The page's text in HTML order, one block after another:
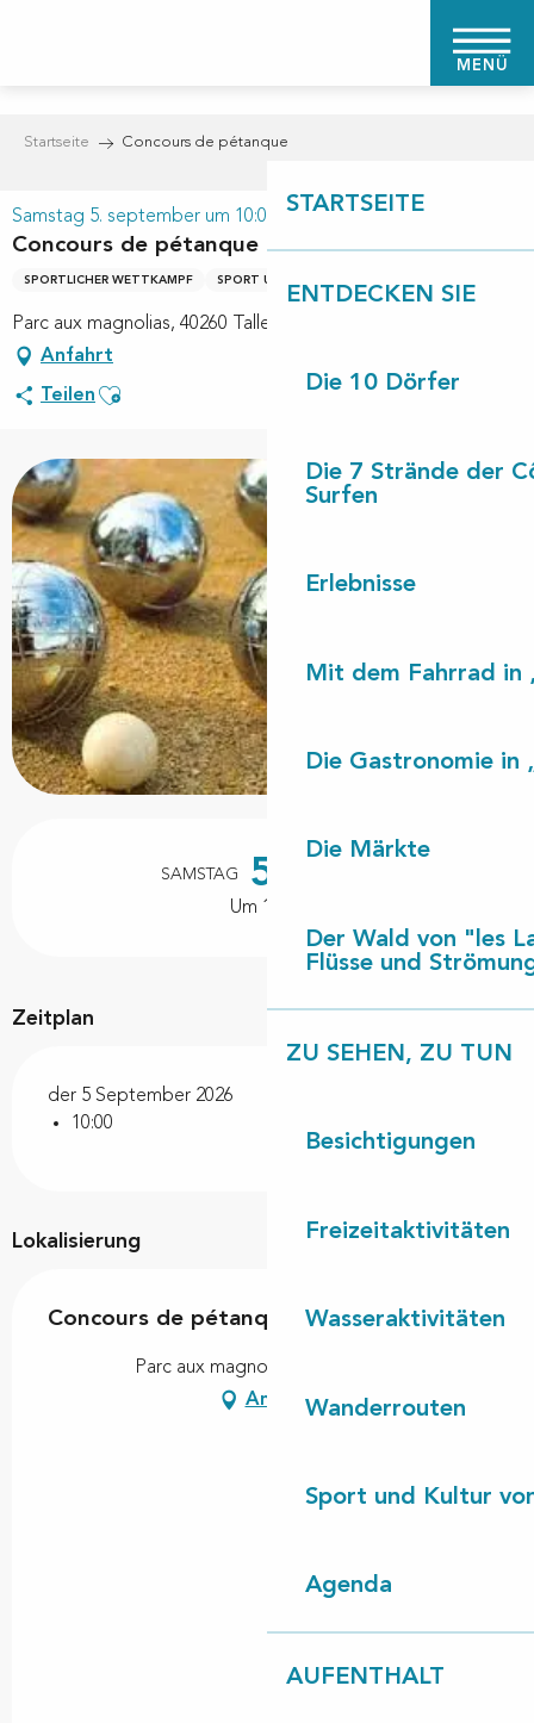
MENÜ
STARTSEITE
ENTDECKEN SIE
Die 10 Dörfer
Die 7 Strände der
Surfen
Erlebnisse
Mit dem Fahrrad in
Die Gastronomie in
Die Märkte
Der Wald von "les
Flüsse und
ZU SEHEN, ZU TUN
Besichtigungen
Freizeitaktivitäten
Wasseraktivitäten
Wanderrouten
Sport und Kultur
Agenda
AUFENTHALT
Startseite Concours de pétanque
Samstag 5. september um 10:00
Concours de pétanque
SPORTLICHER WETTKAMPF SPORT UND FREIZEIT
Parc aux magnolias, 40260 Taller
Anfahrt
Teilen Ajouter aux favoris
Öffnungszeiten & Kontaktdaten
SAMSTAG 5.
Um 10:00
Zeitplan
der 5 September 2026
10:00
Lokalisierung
Concours de pétanque
Parc aux magnolias, 40260 Taller
Anfahrt